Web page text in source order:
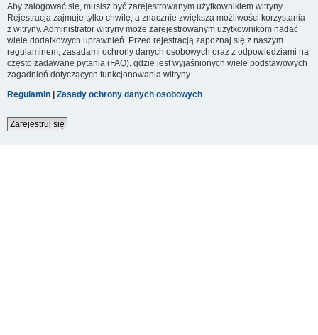
Aby zalogować się, musisz być zarejestrowanym użytkownikiem witryny.
Rejestracja zajmuje tylko chwilę, a znacznie zwiększa możliwości korzystania
z witryny. Administrator witryny może zarejestrowanym użytkownikom nadać
wiele dodatkowych uprawnień. Przed rejestracją zapoznaj się z naszym
regulaminem, zasadami ochrony danych osobowych oraz z odpowiedziami na
często zadawane pytania (FAQ), gdzie jest wyjaśnionych wiele podstawowych
zagadnień dotyczących funkcjonowania witryny.
Regulamin | Zasady ochrony danych osobowych
Zarejestruj się